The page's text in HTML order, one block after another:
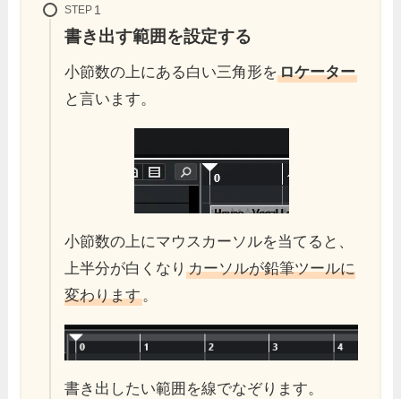
STEP
書き出す範囲を設定する
小節数の上にある白い三角形をロケーター
と言います。
小節数の上にマウスカーソルを当てると、
上半分が白くなり カーソルが鉛筆ツールに
変わります。
書き出したい範囲を線でなぞります。